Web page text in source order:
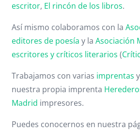
escritor, El rincón de los libros.
Así mismo colaboramos con la
editores de poesía y la Asociación
escritores y críticos literarios (
Trabajamos con varias imprentas
nuestra propia imprenta
Madrid impresores.
Puedes conocernos en nuestra